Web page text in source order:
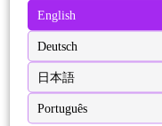
English
Deutsch
日本語
Português